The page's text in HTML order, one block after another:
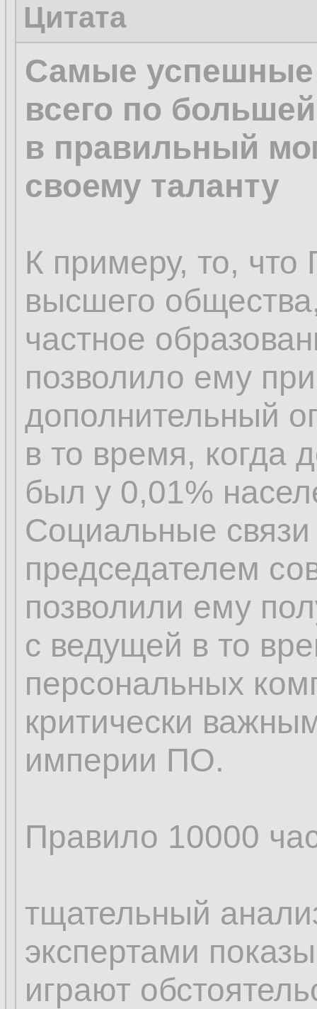
Цитата
Самые успешные
всего по
в правильный
своему таланту
К примеру, то, что
высшего
частное
позволило ему
дополнительный
в то время, когда
был у 0,01%
Социальные связи
председателем
позволили ему
с ведущей в то
персональных
критически
империи ПО.
Правило 10000
тщательный
экспертами
играют